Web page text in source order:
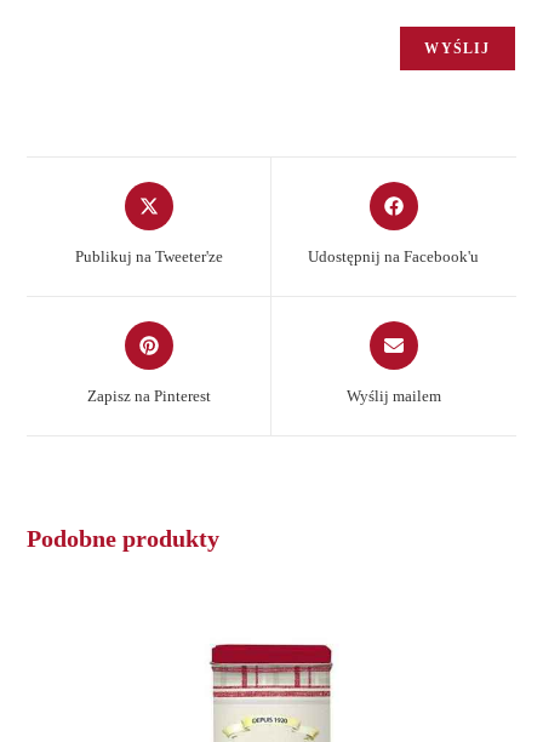
Opens
in
new
Publikuj na Tweeter'ze
Opens
in
new
Udostępnij na Facebook'u
Opens
in
Zapisz na Pinterest
Opens
in
new
Wyślij mailem
Podobne produkty